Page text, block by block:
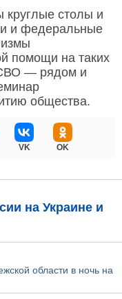
круглые столы и
и федеральные
помощи на таких
— рядом и
общества.
VK OK
на Украине и
области в ночь на